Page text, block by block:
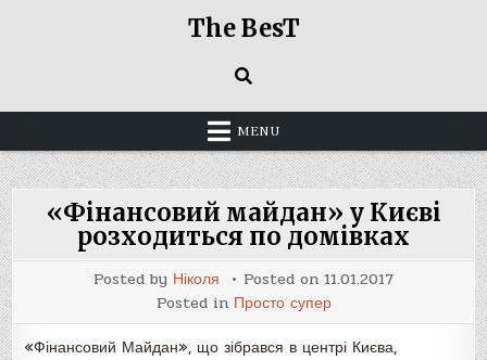
The BesT
MENU
«Фінансовий майдан» у Києві
розходиться по домівках
Posted by Ніколя Posted on 11.01.2017
Posted in Просто супер
«Фінансовий Майдан», що зібрався в центрі Києва,